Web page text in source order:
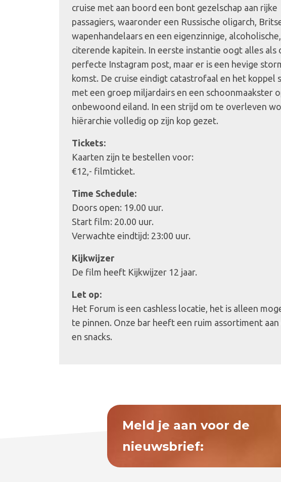
cruise met aan boord een bont gezelschap aan rijke
passagiers, waaronder een Russische oligarch,
wapenhandelaars en een eigenzinnige,
citerende kapitein. In eerste instantie oogt alles als
perfecte Instagram post, maar er is een hevige
komst. De cruise eindigt catastrofaal en het koppel
met een groep miljardairs en een schoonmaakster
onbewoond eiland. In een strijd om te overleven
hiërarchie volledig op zijn kop gezet.
Tickets:
Kaarten zijn te bestellen voor:
€12,- filmticket.
Time Schedule:
Doors open: 19.00 uur.
Start film: 20.00 uur.
Verwachte eindtijd: 23:00 uur.
Kijkwijzer
De film heeft Kijkwijzer 12 jaar.
Let op:
Het Forum is een cashless locatie, het is alleen
te pinnen. Onze bar heeft een ruim assortiment aan
en snacks.
Meld je aan voor de
nieuwsbrief: